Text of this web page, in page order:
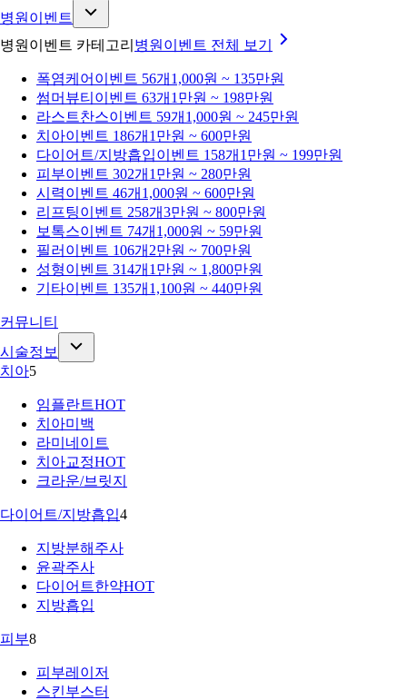
병원이벤트
병원이벤트 카테고리 병원이벤트 전체 보기
폭염케어 이벤트 56개 1,000원 ~ 135만원
썸머뷰티 이벤트 63개 1만원 ~ 198만원
라스트찬스이벤트 59개 1,000원 ~ 245만원
치아이벤트 186개 1만원 ~ 600만원
다이어트/지방흡입이벤트 158개 1만원 ~ 199만원
피부이벤트 302개 1만원 ~ 280만원
시력이벤트 46개 1,000원 ~ 600만원
리프팅이벤트 258개3만원 ~ 800만원
보톡스이벤트 74개 1,000원 ~ 59만원
필러 이벤트 106개 2만원 ~ 700만원
성형이벤트 314개 1만원 ~ 1,800만원
기타이벤트 135개 1,100원 ~ 440만원
커뮤니티
시술정보
치아5
임플란트HOT
치아미백
라미네이트
치아교정HOT
크라운/브릿지
다이어트/지방흡입4
지방분해주사
윤곽주사
다이어트한약HOT
지방흡입
피부8
피부레이저
스킨부스터